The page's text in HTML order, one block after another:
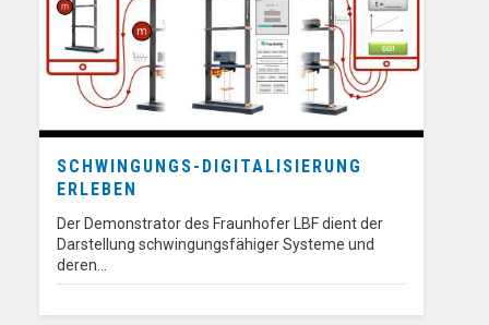
SCHWINGUNGS-DIGITALISIERUNG
ERLEBEN
Der Demonstrator des Fraunhofer LBF dient der
Darstellung schwingungsfähiger Systeme und
deren…